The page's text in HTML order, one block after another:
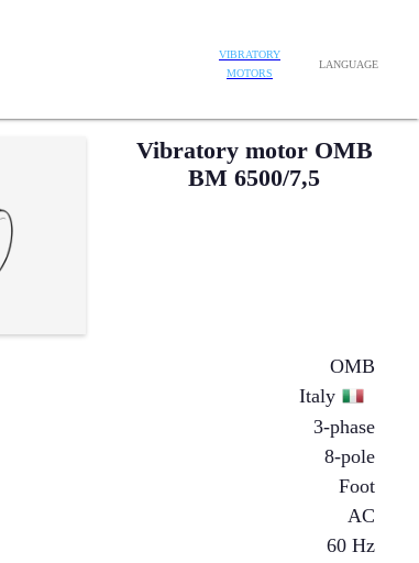
VIBRATORY
MOTORS
LANGUAGE
Vibratory motor OMB
BM 6500/7,5
OMB
Italy
3-phase
8-pole
Foot
AC
60 Hz